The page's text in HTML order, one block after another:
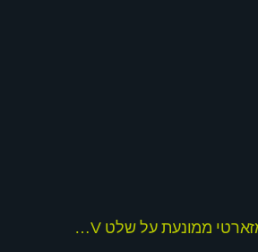
מכונית מזארטי ממונעת על שלט 12V דגם 2015 צבע אדום